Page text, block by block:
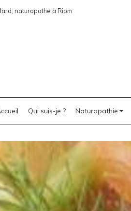
naturopathe à Riom
Qui suis-je ? Naturopathie